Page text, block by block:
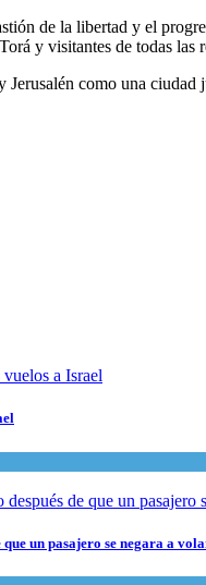
de la libertad y el
y visitantes de todas las
como una
un pasajero se negara a